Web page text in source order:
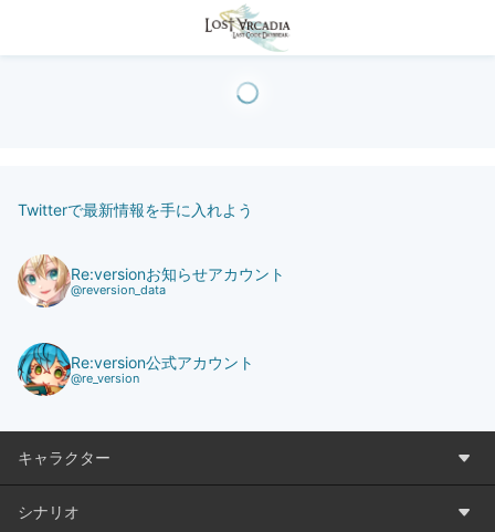
Twitterで最新情報を手に入れよう
Re:versionお知らせアカウント
@reversion_data
Re:version公式アカウント
@re_version
キャラクター
シナリオ